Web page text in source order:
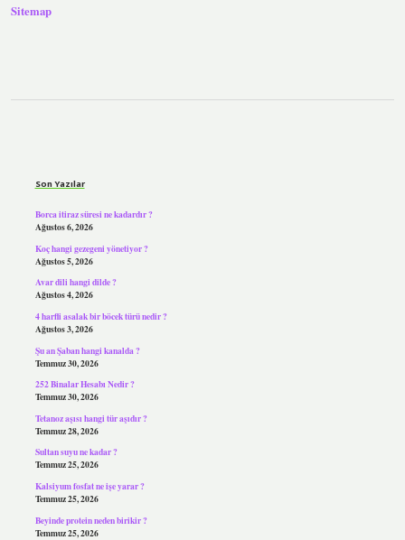
Sitemap
Son Yazılar
Borca itiraz süresi ne kadardır ?
Ağustos 6, 2026
Koç hangi gezegeni yönetiyor ?
Ağustos 5, 2026
Avar dili hangi dilde ?
Ağustos 4, 2026
4 harfli asalak bir böcek türü nedir ?
Ağustos 3, 2026
Şu an Şaban hangi kanalda ?
Temmuz 30, 2026
252 Binalar Hesabı Nedir ?
Temmuz 30, 2026
Tetanoz aşısı hangi tür aşıdır ?
Temmuz 28, 2026
Sultan suyu ne kadar ?
Temmuz 25, 2026
Kalsiyum fosfat ne işe yarar ?
Temmuz 25, 2026
Beyinde protein neden birikir ?
Temmuz 25, 2026